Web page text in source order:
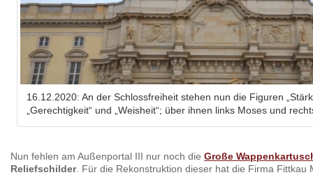
16.12.2020: An der Schlossfreiheit stehen nun die Figuren
„Gerechtigkeit“ und „Weisheit“; über ihnen links Moses und
Nun fehlen am Außenportal III nur noch die Große
Reliefschilder. Für die Rekonstruktion dieser hat die Firma Fittkau